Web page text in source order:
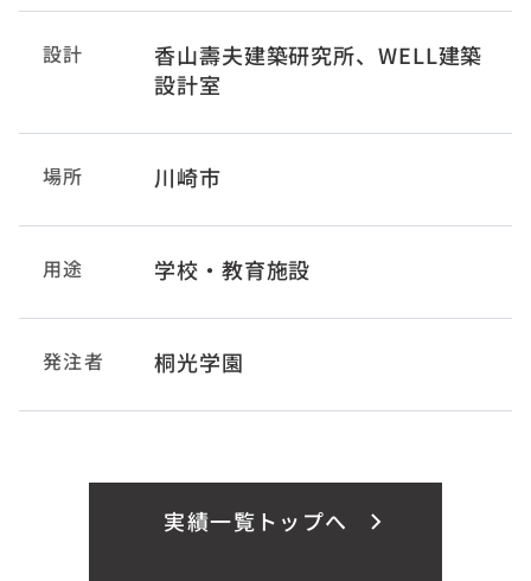
設計
香山壽夫建築研究所、WELL建築
設計室
場所 川崎市
用途 学校・教育施設
発注者 桐光学園
実績一覧トップへ